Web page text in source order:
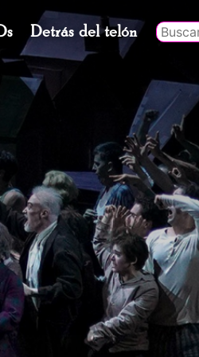
Detrás del telón
Buscar